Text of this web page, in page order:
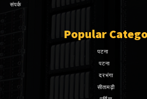
संपर्क
Popular
पटना
पटना
दरभंगा
सीतामढ़ी